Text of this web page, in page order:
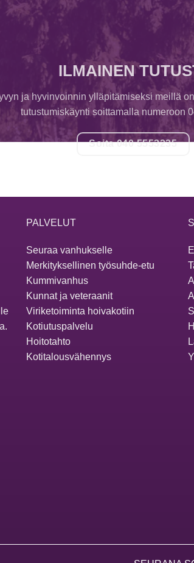
ILMAINEN
ja hyvinvoinnin ylläpitämiseksi meillä
tutustumiskäynti soittamalla numeroon
Soita 040 5553235
PALVELUT
Seuraa vanhukselle
Merkityksellinen työsuhde-etu
Kummivanhus
Kunnat ja veteraanit
Viriketoiminta hoivakotiin
Kotiutuspalvelu
Hoitotahto
Kotitalousvähennys